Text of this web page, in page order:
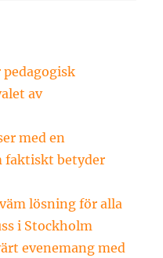
av
med en
faktiskt betyder
lösning för alla
i Stockholm
evenemang med